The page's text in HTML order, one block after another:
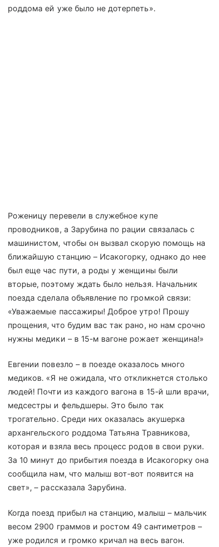
роддома ей уже было не дотерпеть».
Роженицу перевели в служебное купе
проводников, а Зарубина по рации связалась с
машинистом, чтобы он вызвал скорую помощь на
ближайшую станцию – Исакогорку, однако до нее
был еще час пути, а роды у женщины были
вторые, поэтому ждать было нельзя. Начальник
поезда сделала объявление по громкой связи:
«Уважаемые пассажиры! Доброе утро! Прошу
прощения, что будим вас так рано, но нам срочно
нужны медики – в 15-м вагоне рожает женщина!»
Евгении повезло – в поезде оказалось много
медиков. «Я не ожидала, что откликнется столько
людей! Почти из каждого вагона в 15-й шли врачи,
медсестры и фельдшеры. Это было так
трогательно. Среди них оказалась акушерка
архангельского роддома Татьяна Травникова,
которая и взяла весь процесс родов в свои руки.
За 10 минут до прибытия поезда в Исакогорку она
сообщила нам, что малыш вот-вот появится на
свет», – рассказала Зарубина.
Когда поезд прибыл на станцию, малыш – мальчик
весом 2900 граммов и ростом 49 сантиметров –
уже родился и громко кричал на весь вагон.